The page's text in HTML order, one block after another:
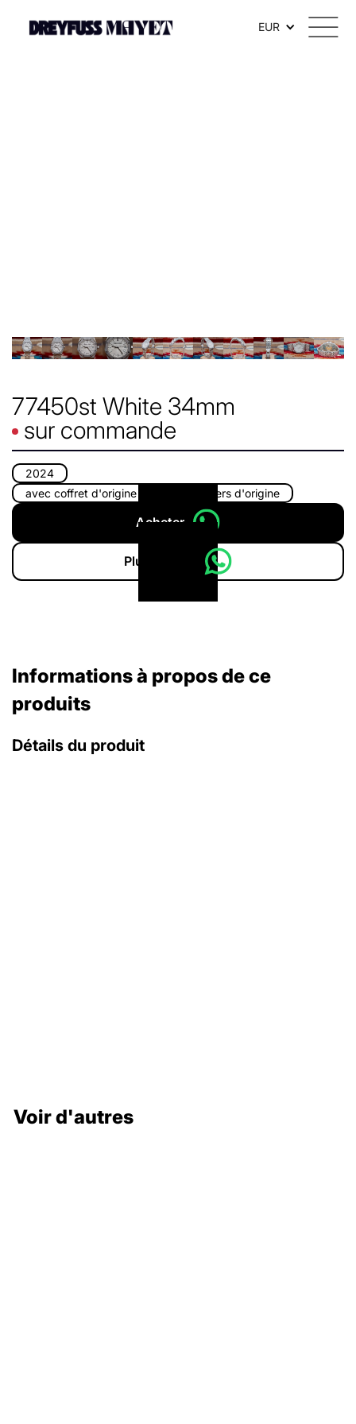
EUR
77450st White 34mm
sur commande
2024
avec coffret d'origine
avec papiers d'origine
Acheter
Plus d'infos
Informations à propos de ce
produits
Détails du produit
Voir d'autres